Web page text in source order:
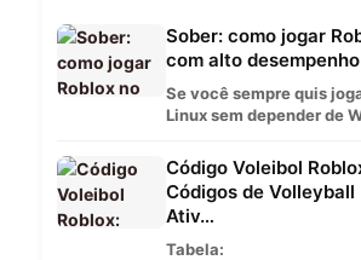
Sober: como jogar
com alto desempenho
Se você sempre quis
Linux sem depender de
Código Voleibol
Códigos de Volleyball
Ativ…
Tabela: